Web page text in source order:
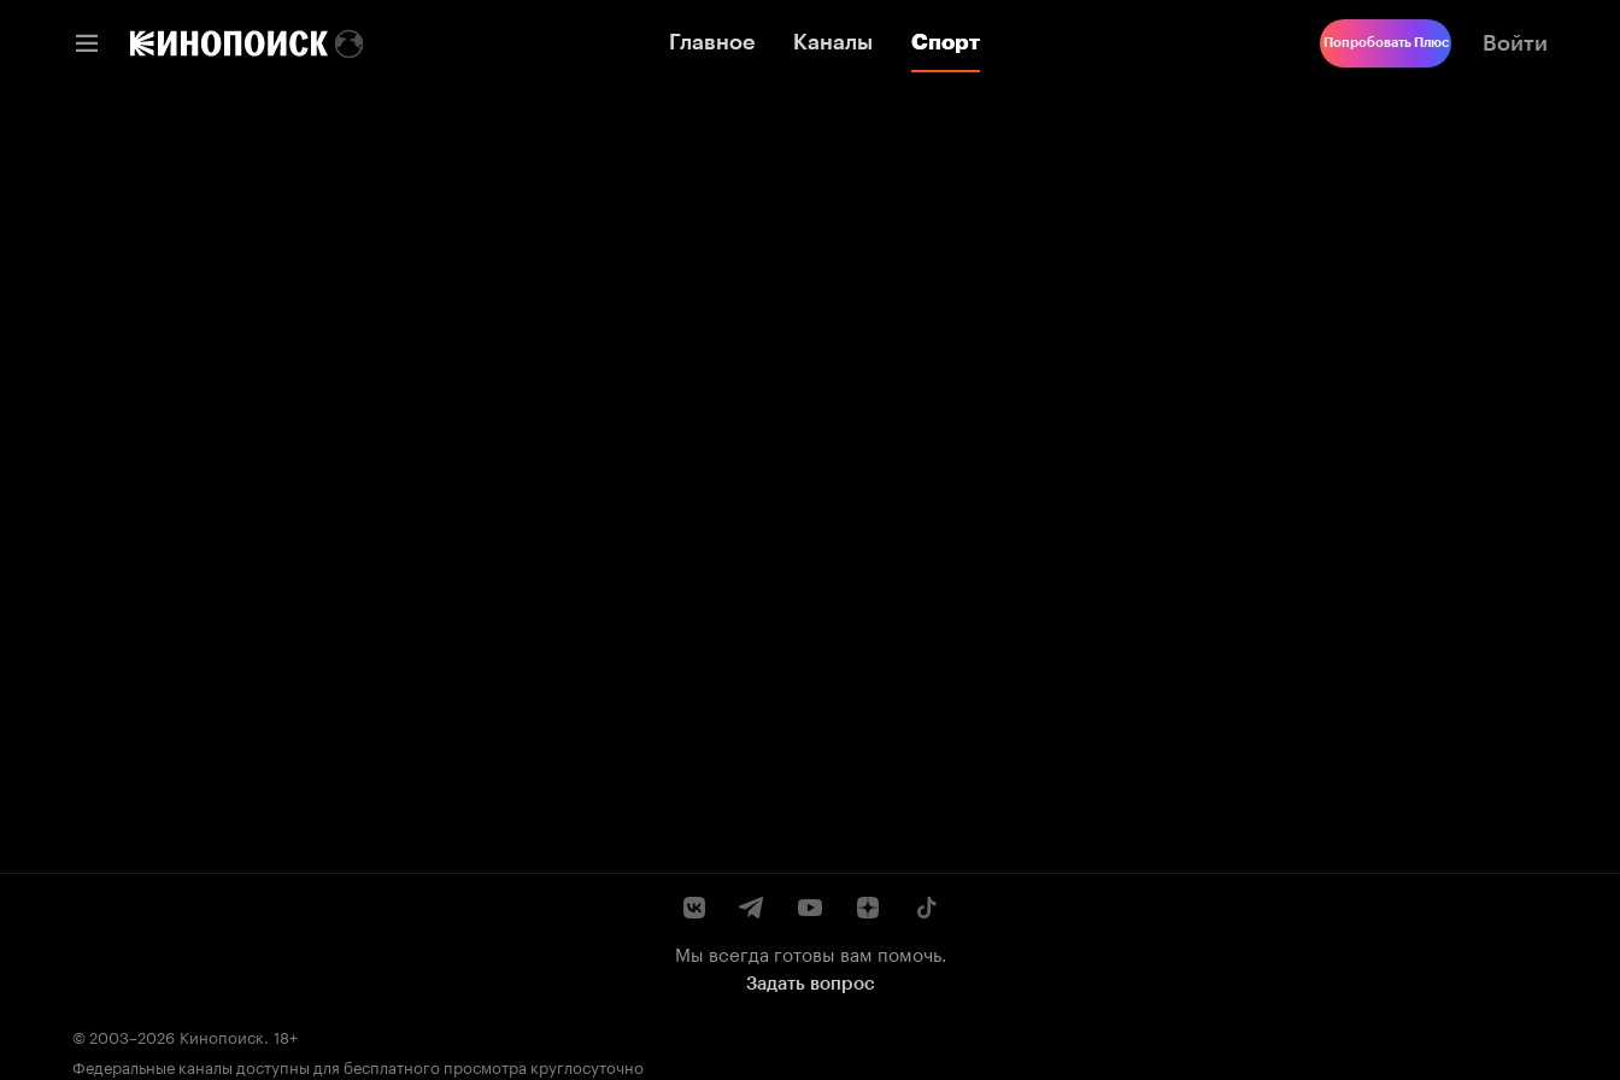
Главное Каналы Спорт
Главное Каналы Спорт Попробовать Плюс Войти
Мы всегда готовы вам помочь.
Задать вопрос
© 2003–2026 Кинопоиск. 18+
Федеральные каналы доступны для бесплатного просмотра круглосуточно